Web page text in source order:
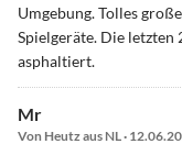
Umgebung. Tolles
Spielgeräte. Die
asphaltiert.
Mr
Von Heutz aus NL ·